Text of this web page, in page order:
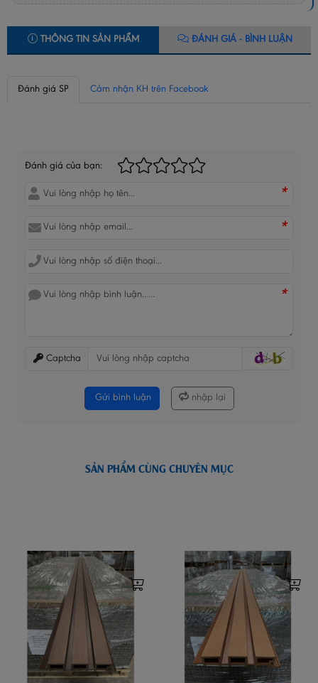
THÔNG TIN SẢN PHẨM ĐÁNH GIÁ - BÌNH LUẬN
Đánh giá SP Cảm nhận KH trên Facebook
Đánh giá của bạn:
*
*
*
Captcha
Gửi bình luận nhập lại
SẢN PHẨM CÙNG CHUYÊN MỤC